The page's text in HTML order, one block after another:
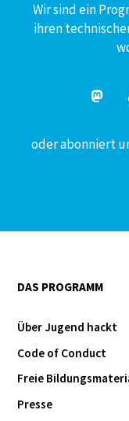
Wir sind ein
ihren
oder abonniert
DAS PROGRAMM
Über Jugend hackt
Code of Conduct
Freie
Presse